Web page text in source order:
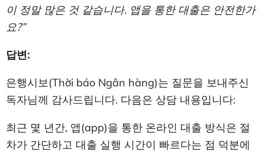
이 정말 많은 것 같습니다. 앱을 통한 대출은 안전한가
요?”
답변:
은행시보(Thời báo Ngân hàng)는 질문을 보내주신
독자님께 감사드립니다. 다음은 상담 내용입니다:
최근 몇 년간, 앱(app)을 통한 온라인 대출 방식은 절
차가 간단하고 대출 실행 시간이 빠르다는 점 덕분에